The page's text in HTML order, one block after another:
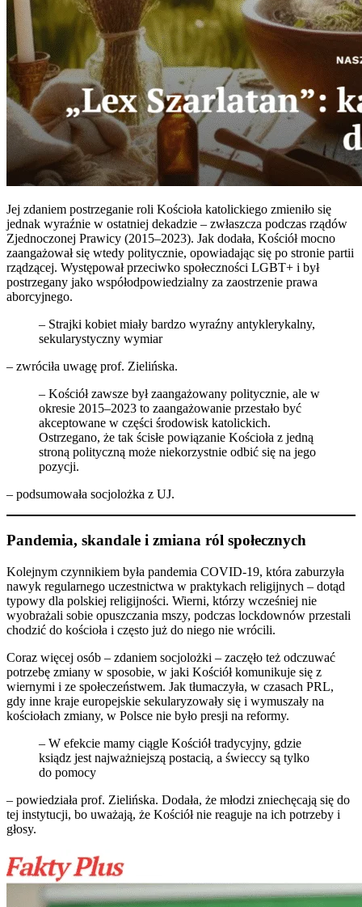
Jej zdaniem postrzeganie roli Kościoła katolickiego zmieniło się
jednak wyraźnie w ostatniej dekadzie – zwłaszcza podczas rządów
Zjednoczonej Prawicy (2015–2023). Jak dodała, Kościół mocno
zaangażował się wtedy politycznie, opowiadając się po stronie partii
rządzącej. Występował przeciwko społeczności LGBT+ i był
postrzegany jako współodpowiedzialny za zaostrzenie prawa
aborcyjnego.
– Strajki kobiet miały bardzo wyraźny antyklerykalny,
sekularystyczny wymiar
– zwróciła uwagę prof. Zielińska.
– Kościół zawsze był zaangażowany politycznie, ale w
okresie 2015–2023 to zaangażowanie przestało być
akceptowane w części środowisk katolickich.
Ostrzegano, że tak ścisłe powiązanie Kościoła z jedną
stroną polityczną może niekorzystnie odbić się na jego
pozycji.
– podsumowała socjolożka z UJ.
Pandemia, skandale i zmiana ról społecznych
Kolejnym czynnikiem była pandemia COVID-19, która zaburzyła
nawyk regularnego uczestnictwa w praktykach religijnych – dotąd
typowy dla polskiej religijności. Wierni, którzy wcześniej nie
wyobrażali sobie opuszczania mszy, podczas lockdownów przestali
chodzić do kościoła i często już do niego nie wrócili.
Coraz więcej osób – zdaniem socjolożki – zaczęło też odczuwać
potrzebę zmiany w sposobie, w jaki Kościół komunikuje się z
wiernymi i ze społeczeństwem. Jak tłumaczyła, w czasach PRL,
gdy inne kraje europejskie sekularyzowały się i wymuszały na
kościołach zmiany, w Polsce nie było presji na reformy.
– W efekcie mamy ciągle Kościół tradycyjny, gdzie
ksiądz jest najważniejszą postacią, a świeccy są tylko
do pomocy
– powiedziała prof. Zielińska. Dodała, że młodzi zniechęcają się do
tej instytucji, bo uważają, że Kościół nie reaguje na ich potrzeby i
głosy.